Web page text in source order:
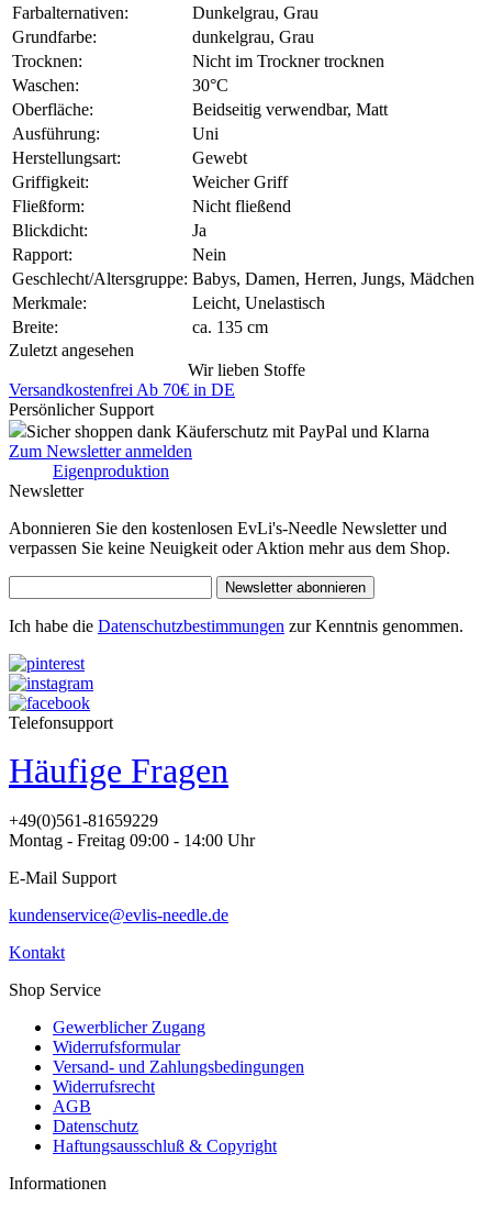
Farbalternativen:
Dunkelgrau, Grau
Grundfarbe:
dunkelgrau, Grau
Trocknen:
Nicht im Trockner trocknen
Waschen:
30°C
Oberfläche:
Beidseitig verwendbar, Matt
Ausführung:
Uni
Herstellungsart:
Gewebt
Griffigkeit:
Weicher Griff
Fließform:
Nicht fließend
Blickdicht:
Ja
Rapport:
Nein
Geschlecht/Altersgruppe: Babys, Damen, Herren, Jungs, Mädchen
Merkmale:
Leicht, Unelastisch
Breite:
ca. 135 cm
Zuletzt angesehen
Wir lieben Stoffe
Versandkostenfrei Ab 70€ in DE
Persönlicher Support
Sicher shoppen dank Käuferschutz mit PayPal und Klarna
Zum Newsletter anmelden
Eigenproduktion
Newsletter
Abonnieren Sie den kostenlosen EvLi's-Needle Newsletter und
verpassen Sie keine Neuigkeit oder Aktion mehr aus dem Shop.
Newsletter abonnieren
Ich habe die Datenschutzbestimmungen zur Kenntnis genommen.
Telefonsupport
Häufige Fragen
+49(0)561-81659229
Montag - Freitag 09:00 - 14:00 Uhr
E-Mail Support
kundenservice@evlis-needle.de
Kontakt
Shop Service
Gewerblicher Zugang
Widerrufsformular
Versand- und Zahlungsbedingungen
Widerrufsrecht
AGB
Datenschutz
Haftungsausschluß & Copyright
Informationen